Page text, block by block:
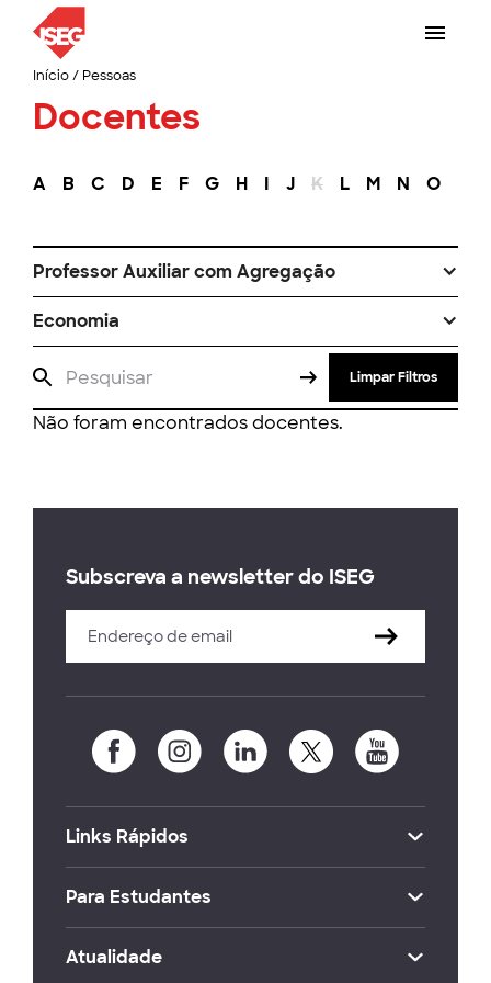
Início/ Pessoas
Docentes
A B C D E F G H I J K L M N O
Professor Auxiliar com Agregação
Economia
Limpar Filtros
Não foram encontrados docentes.
Subscreva a newsletter do ISEG
Links Rápidos
Para Estudantes
Atualidade